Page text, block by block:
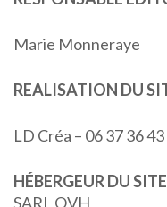
Marie Monneraye
REALISATION DU
LD Créa – 06 37 36
HÉBERGEUR DU
SARL OVH